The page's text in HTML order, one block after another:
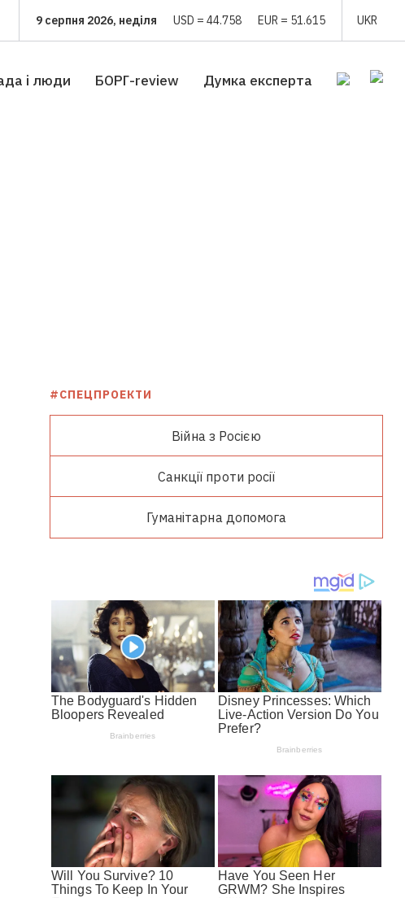
9 серпня 2026, неділя USD = 44.758 EUR = 51.615 UKR
i люди БОРГ-review Думка експерта
#СПЕЦПРОЕКТИ
Війна з Росією
Санкції проти росії
Гуманітарна допомога